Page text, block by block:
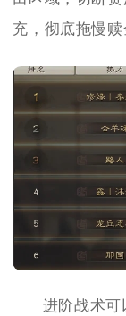
充，彻底拖慢赎
进阶战术可